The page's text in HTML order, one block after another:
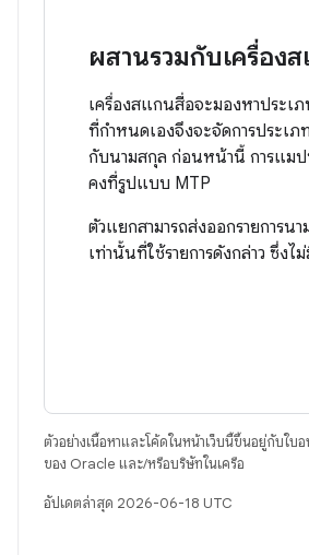
ผสานรวมกับเครื่อง
เครื่องสแกนสื่อจะมองหาประเ
ที่กำหนดเองจึงจะจัดการประเ
กับนามสกุล ก่อนหน้านี้ การแมป
คงที่รูปแบบ MTP
ตัวแยกสามารถส่งออกรายการน
เท่านั้นที่ใช้รายการดังกล่าว ซึ่งไ
ตัวอย่างเนื้อหาและโค้ดในหน้าเว็บนี้ขึ้นอยู่กับใบ
ของ Oracle และ/หรือบริษัทในเครือ
อัปเดตล่าสุด 2026-06-18 UTC